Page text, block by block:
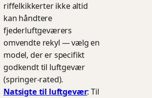
riffelkikkerter ikke altid
kan håndtere
fjederluftgeværers
omvendte rekyl — vælg en
model, der er specifikt
godkendt til luftgevær
(springer-rated).
Natsigte til luftgevær: Til